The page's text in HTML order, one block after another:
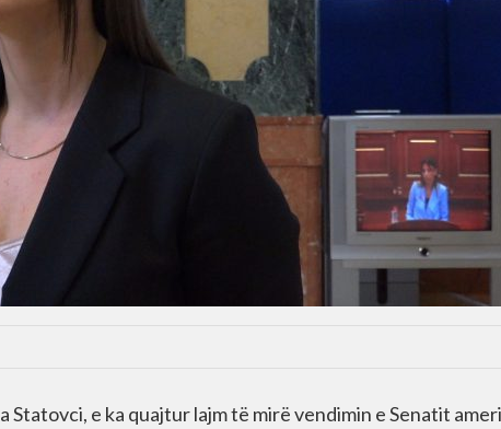
e ka quajtur lajm të mirë vendimin e Senatit